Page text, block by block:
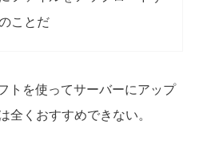
ことだ
トを使ってサーバーにアップ
全くおすすめできない。